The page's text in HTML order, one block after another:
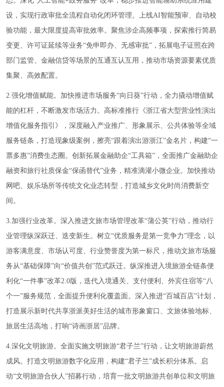
设，实现行政审批全流程自动化闭环管理。上线AI智能预审、自动校
验功能，最大限度提高审批效率。聚焦涉企高频事项，探索推行简易
变更、许可证延续等业务“免申即办、无感审批”，拓展电子证照在跨
部门监管、金融信贷等场景的互通互认互用，推动市场资源要素优质
集聚、高效配置。
2.强化增值赋能。加快推进市场服务“向日葵”行动，全力撬动增值赋
能的杠杆，不断激发市场活力。高标准推行《浙江省大型营业性演出
增值化服务指引》，深度融入产业推广、形象展示、公共体验等全域
服务链条，打造现象级案例，擦亮“跟着演出游浙江”金名片，构建“一
票多惠”消费生态圈。创新拓展金融助企“工具箱”，全面推广金融助企
融资和旅行社质保金“保函替代”业务，精准滴灌小微企业。加快推动
网吧、娱乐场所等传统文化业态转型，打造城乡文化时尚消费新空
间。
3.加强行业改革。深入推进文旅市场管理改革“蒲公英”行动，推动行
业管理纵深跃迁、迭变新生。树立“优质服务是第一竞争力”理念，以
游客满意度、市场认可度、行业赞誉度为第一标尺，推动文旅市场服
务从“基础保障”向“价值共创”范式跃迁。纵深推进入境旅游全链条便
利化“一件事”改革2.0版，迭代入境通关、支付便利、外宾住宿等“八
个一”服务规范，全面提升便利化覆盖面。深入推进“百城百店”计划，
打造展示新时代共享浙派美好生活的城市形象窗口、文旅体验地标、
旅居生活高地，打响“诗画浙居”品牌。
4.深化文明旅游。全面实施文明旅游“君子兰”行动，让文明旅游蔚然
成风。打造文明旅游数字化应用，构建“君子兰”成长积分体系。启
动“文明旅游合伙人”招募行动，培育一批文明旅游共创单位和文明旅